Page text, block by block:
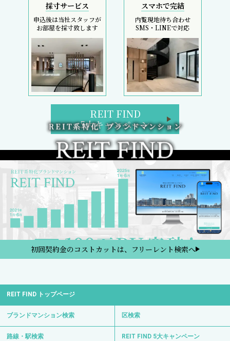
採寸サービス
申込後は当社スタッフが
お部屋を採寸致します
スマホで完結
内覧現地待ち合わせ
SMS・LINEで対応
REIT FIND
5大キャンペーン
初回契約金のコストカットは、フリーレント検索へ
REIT FIND トップページ
ブランドマンション検索 区検索
路線・駅検索 REIT FIND 5大キャンペーン